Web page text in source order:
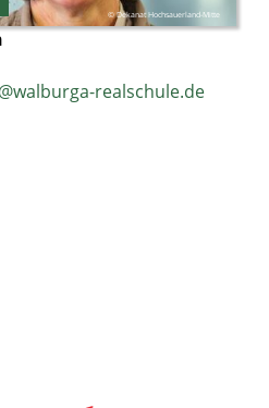
© Dekanat Hochsauerland-Mitte
realschule.de